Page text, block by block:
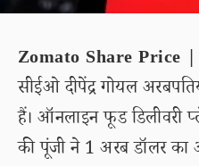
Zomato Share Price |
सीईओ दीपेंद्र गोयल
हैं। ऑनलाइन फूड डिलीवरी
की पूंजी ने 1 अरब डॉलर का